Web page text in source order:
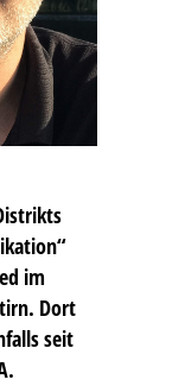
im
Dort
seit